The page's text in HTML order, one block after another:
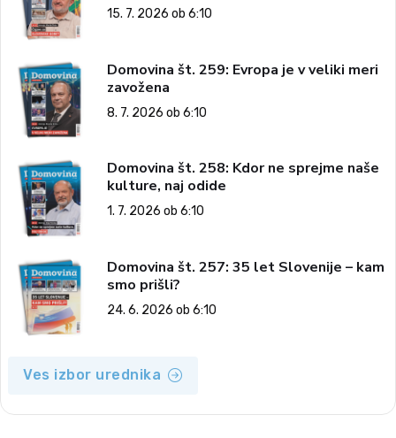
15. 7. 2026 ob 6:10
Domovina št. 259: Evropa je v veliki meri
zavožena
8. 7. 2026 ob 6:10
Domovina št. 258: Kdor ne sprejme naše
kulture, naj odide
1. 7. 2026 ob 6:10
Domovina št. 257: 35 let Slovenije – kam
smo prišli?
24. 6. 2026 ob 6:10
Ves izbor urednika